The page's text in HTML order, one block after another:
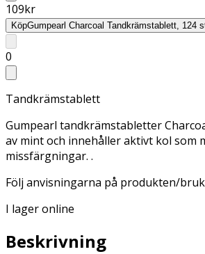
109kr
KöpGumpearl Charcoal Tandkrämstablett, 124
0
Tandkrämstablett
Gumpearl tandkrämstabletter
av mint och innehåller aktivt kol som
missfärgningar. .
Följ anvisningarna på produkten/
I lager online
Beskrivning